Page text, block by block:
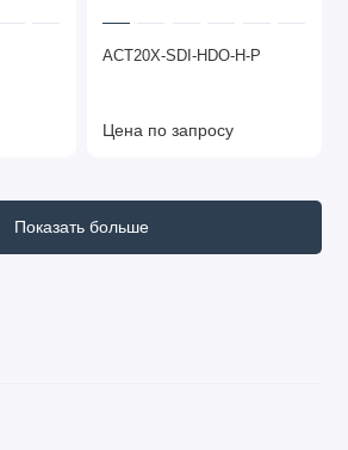
ACT20X-SDI-HDO-H-P
Цена по запросу
Показать больше